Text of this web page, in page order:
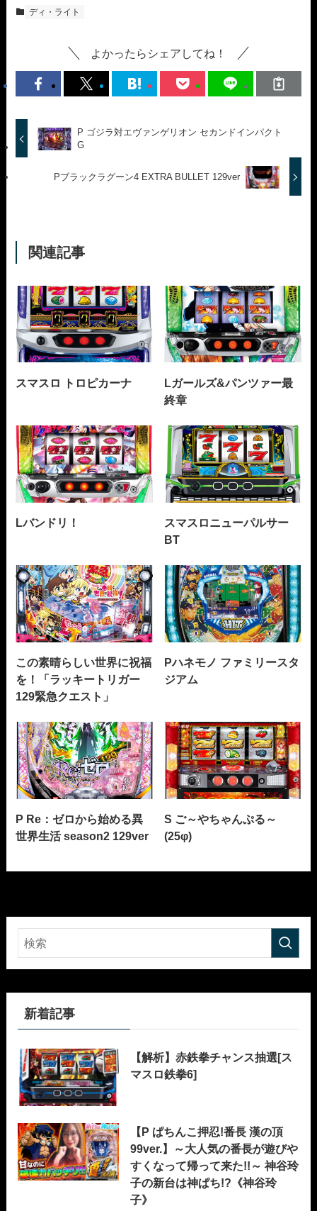
ディ・ライト
よかったらシェアしてね！
P ゴジラ対エヴァンゲリオン セカンドインパクト
G
Pブラックラグーン4 EXTRA BULLET 129ver
関連記事
スマスロ トロピカーナ
Lガールズ&パンツァー最
終章
Lバンドリ！
スマスロニューパルサー
BT
この素晴らしい世界に祝福
を！「ラッキートリガー
129緊急クエスト」
Pハネモノ ファミリースタ
ジアム
P Re：ゼロから始める異
世界生活 season2 129ver
S ご～やちゃんぷる～
(25φ)
新着記事
【解析】赤鉄拳チャンス抽選[ス
マスロ鉄拳6]
【P ぱちんこ押忍!番長 漢の頂
99ver.】～大人気の番長が遊びや
すくなって帰って来た!!～ 神谷玲
子の新台は神ぱち!?《神谷玲
子》